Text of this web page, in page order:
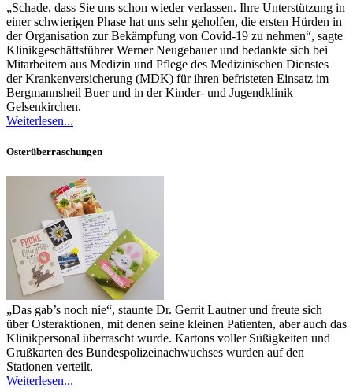
„Schade, dass Sie uns schon wieder verlassen. Ihre Unterstützung in
einer schwierigen Phase hat uns sehr geholfen, die ersten Hürden in
der Organisation zur Bekämpfung von Covid-19 zu nehmen“, sagte
Klinikgeschäftsführer Werner Neugebauer und bedankte sich bei
Mitarbeitern aus Medizin und Pflege des Medizinischen Dienstes
der Krankenversicherung (MDK) für ihren befristeten Einsatz im
Bergmannsheil Buer und in der Kinder- und Jugendklinik
Gelsenkirchen.
Weiterlesen...
Osterüberraschungen
„Das gab’s noch nie“, staunte Dr. Gerrit Lautner und freute sich
über Osteraktionen, mit denen seine kleinen Patienten, aber auch das
Klinikpersonal überrascht wurde. Kartons voller Süßigkeiten und
Grußkarten des Bundespolizeinachwuchses wurden auf den
Stationen verteilt.
Weiterlesen...